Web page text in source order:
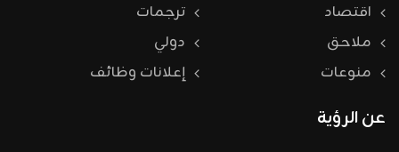
اقتصاد
ترجمات
ملاحق
دولي
منوعات
إعلانات وظائف
عن الرؤية